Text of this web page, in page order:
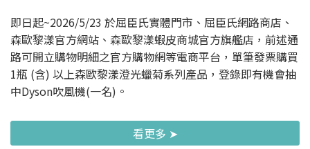
即日起~2026/5/23 於屈臣氏實體門市、屈臣氏網路商店、
森歐黎漾官方網站、森歐黎漾蝦皮商城官方旗艦店，前述通
路可開立購物明細之官方購物網等電商平台，單筆發票購買
1瓶 (含) 以上森歐黎漾澄光蠟菊系列產品，登錄即有機會抽
中Dyson吹風機(一名)。
看更多 ➤